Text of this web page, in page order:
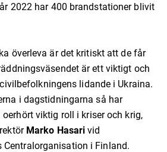
2022 har 400 brandstationer blivit
överleva är det kritiskt att de får
är ett viktigt och
lidande i Ukraina.
i dagstidningarna så har
viktig roll i kriser och krig,
Marko Hasari vid
Centralorganisation i Finland.